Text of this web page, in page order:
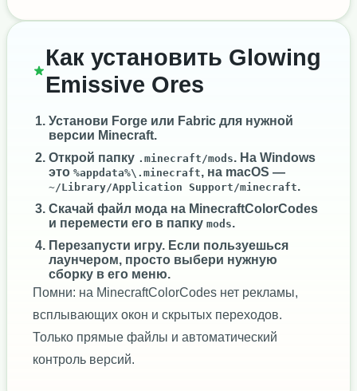
Как установить Glowing
Emissive Ores
Установи Forge или Fabric для нужной
версии Minecraft.
Открой папку .minecraft/mods. На Windows
это %appdata%\.minecraft, на macOS —
~/Library/Application Support/minecraft.
Скачай файл мода на MinecraftColorCodes
и перемести его в папку mods.
Перезапусти игру. Если пользуешься
лаунчером, просто выбери нужную
сборку в его меню.
Помни: на MinecraftColorCodes нет рекламы,
всплывающих окон и скрытых переходов.
Только прямые файлы и автоматический
контроль версий.